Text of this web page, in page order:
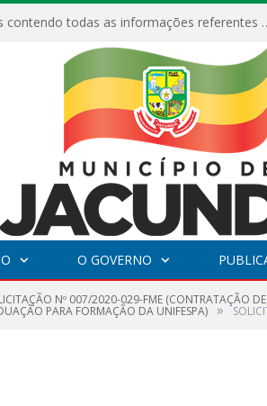
Relatórios Detalhados contendo todas as informações referentes a
O GOVERNO
Nº 007/2020-029-FME (CONTRATAÇÃO
PARA FORMAÇÃO DA UNIFESPA) »